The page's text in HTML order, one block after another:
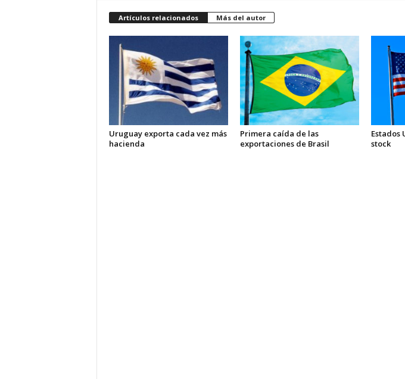
Artículos relacionados Más del autor
Uruguay exporta cada vez más
hacienda
Primera caída de las
exportaciones de Brasil
Estados
stock